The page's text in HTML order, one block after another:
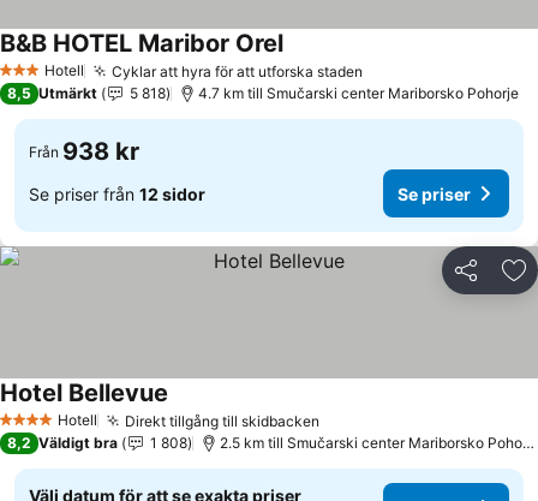
3 StjärnorHotell Cyklar att hyra för att utforska staden
B&B HOTEL Maribor OrelSe priser
8,5 Utmärkt 5 818 4.7 km till Smučarski center Mariborsko Pohorje
Från 938 kr
Se priser från 12 sidor Se priser
Dela
4 StjärnorHotell Direkt tillgång till skidbacken
Hotel Bellevue
8,2 Väldigt bra 1 808 2.5 km till Smučarski center Mariborsko Pohorje
Välj datum för att se exakta priser